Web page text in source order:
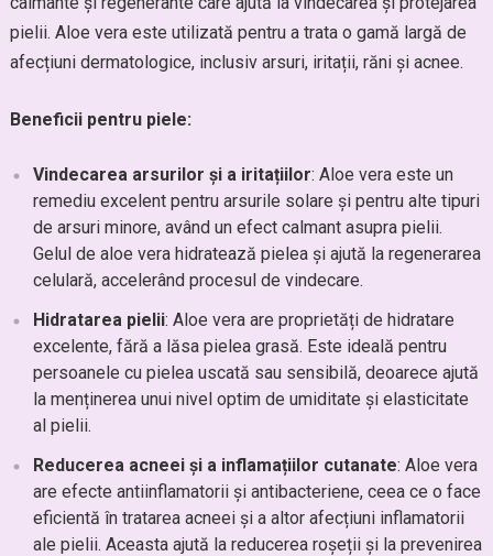
pielii. Aloe vera este utilizată pentru a trata o gamă largă de
afecțiuni dermatologice, inclusiv arsuri, iritații, răni și acnee.
Beneficii pentru piele:
Vindecarea arsurilor și a iritațiilor: Aloe vera este un
remediu excelent pentru arsurile solare și pentru alte tipuri
de arsuri minore, având un efect calmant asupra pielii.
Gelul de aloe vera hidratează pielea și ajută la regenerarea
celulară, accelerând procesul de vindecare.
Hidratarea pielii: Aloe vera are proprietăți de hidratare
excelente, fără a lăsa pielea grasă. Este ideală pentru
persoanele cu pielea uscată sau sensibilă, deoarece ajută
la menținerea unui nivel optim de umiditate și elasticitate
al pielii.
Reducerea acneei și a inflamațiilor cutanate: Aloe vera
are efecte antiinflamatorii și antibacteriene, ceea ce o face
eficientă în tratarea acneei și a altor afecțiuni inflamatorii
ale pielii. Aceasta ajută la reducerea roșeții și la prevenirea